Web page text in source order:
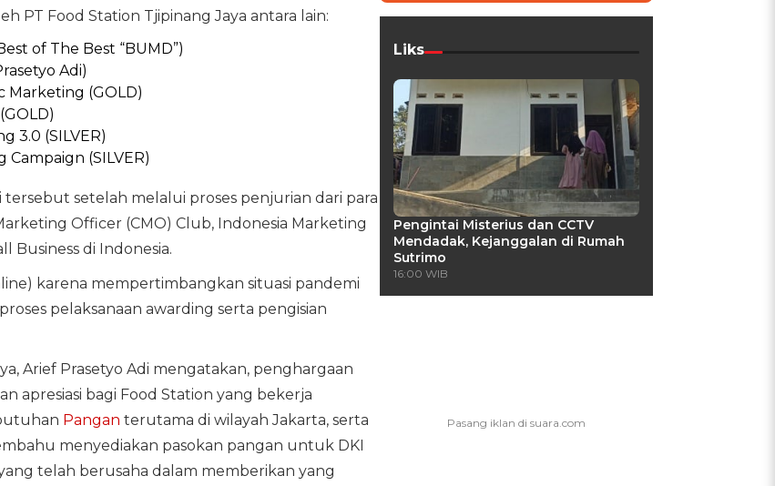
PT Food Station Tjipinang Jaya antara lain:
of The Best “BUMD”)
Adi)
Marketing (GOLD)
3.0 (SILVER)
(SILVER)
setelah melalui proses penjurian dari para
Officer (CMO) Club, Indonesia Marketing
Business di Indonesia.
karena mempertimbangkan situasi pandemi
pelaksanaan awarding serta pengisian
Arief Prasetyo Adi mengatakan, penghargaan
apresiasi bagi Food Station yang bekerja
Pangan terutama di wilayah Jakarta, serta
menyediakan pasokan pangan untuk DKI
telah berusaha dalam memberikan yang
Liks
Pengintai Misterius dan CCTV
Mendadak, Kejanggalan di Rumah
Sutrimo
16:00 WIB